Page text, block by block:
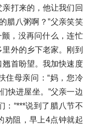
打来的，他让我们回
腊八粥啊？”父亲笑笑
颤，没再问什么，连忙
外的乡下老家。刚到
首盼望。我加快速度
住母亲问：“妈，您冷
快进屋坐。”父亲一边
：“***说到了腊八节不
劝阻，早上4点钟就起